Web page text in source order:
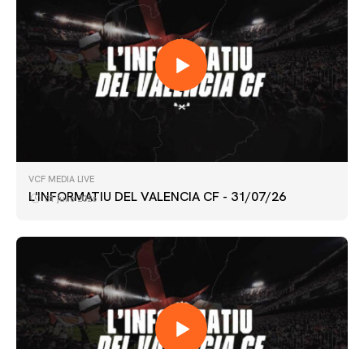
VCF MEDIA LIVE
L'INFORMATIU DEL VALENCIA CF - 31/07/26
31 julio 2026